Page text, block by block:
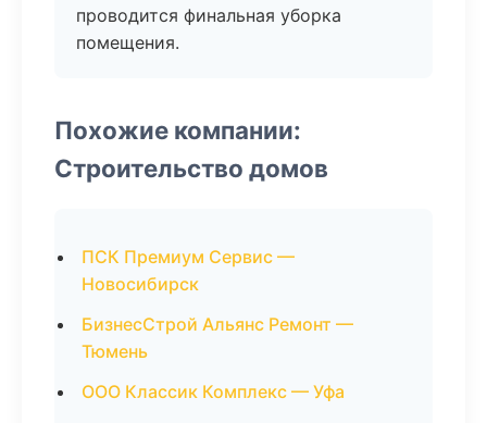
проводится финальная уборка
помещения.
Похожие компании:
Строительство домов
ПСК Премиум Сервис —
Новосибирск
БизнесСтрой Альянс Ремонт —
Тюмень
ООО Классик Комплекс — Уфа